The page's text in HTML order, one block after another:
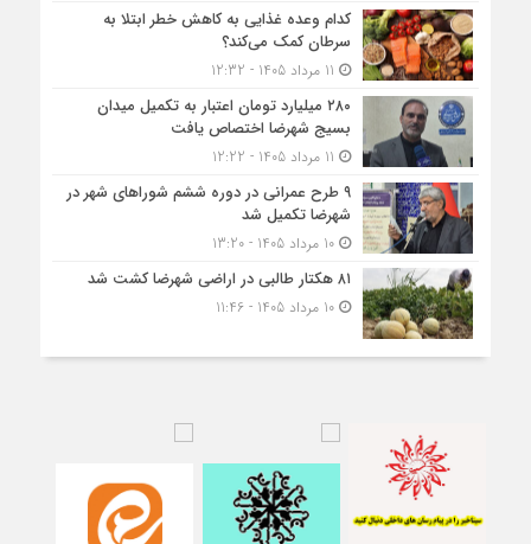
کدام وعده غذایی به کاهش خطر ابتلا به
سرطان کمک می‌کند؟
۲۸۰ میلیارد تومان اعتبار به تکمیل میدان
بسیج شهرضا اختصاص یافت
۹ طرح عمرانی در دوره ششم شوراهای شهر در
شهرضا تکمیل شد
10 مرداد 1405 - 13:20
۸۱ هکتار طالبی در اراضی شهرضا کشت شد
10 مرداد 1405 - 11:46